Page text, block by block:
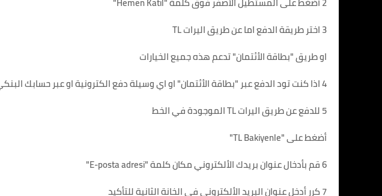
3 اختر طريقة الدفع اما عن طريق اليرات TL
او طريق "بطاقة الأئتمان" تدعم هذه جميع الخيارات
4 اذا كنت تود الدفع عبر "بطاقة الأئتمان" او اي وسيلة دفع الكترونية او عبر حسابك البنكي قم بضغط على "Kredi Kartila al"
5 للدفع عن طريق اليرات TL الموجودة في الخط
أضغط على "TL Bakiyenle"
6 قم بأدخال عنوان بريدك الألكتروني مكان كلمة "E-posta adresi"
7 كرر أدخل عنوان البريد الألكتروني في الخانة الثانية للتأكيد